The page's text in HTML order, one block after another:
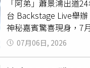
Feels快樂宣言」，
打造充滿朝氣的果香
了香氣設計，VIBES
純素配方與碳循環酒精
「真的是熬過分分合
要一直期待，我們才
這也是蕭景鴻首次沒
Talking，真的比想像
動！」讓阿弟笑回：
年來都在我們身邊，
「阿弟」蕭景鴻出道
台 Backstage Live舉
神秘嘉賓驚喜現身，7
期待。蕭景鴻舉辦演唱
蕭景鴻表示其實還沒
07月06日, 2026